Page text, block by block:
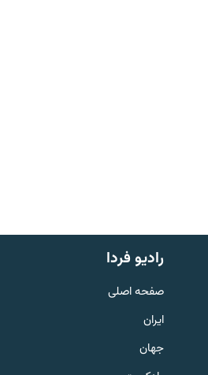
English
به ما بپیوندید
رادیو فردا
صفحه اصلی
ایران
جهان